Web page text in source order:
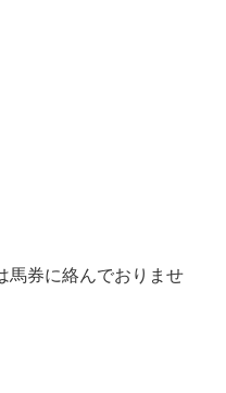
馬券に絡んでおりませ